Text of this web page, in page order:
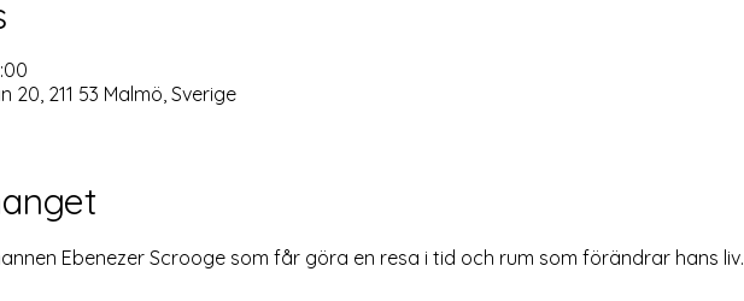
20, 211 53 Malmö, Sverige
Ebenezer Scrooge som får göra en resa i tid och rum som förändrar hans liv.